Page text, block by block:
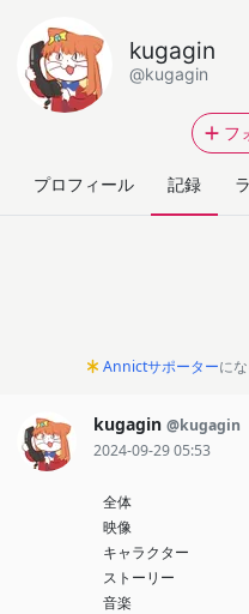
kugagin
@kugagin
フ
プロフィール 記録
Annictサポーターに
kugagin @kugagin
2024-09-29 05:53
全体
映像
キャラクター
ストーリー
音楽